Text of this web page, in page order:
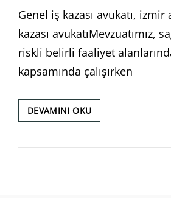
Genel iş kazası avukatı,
kazası avukatıMevzuatımız,
riskli belirli faaliyet
kapsamında çalışırken
DEVAMINI OKUZORUNLU
KAZA
AVUKATI